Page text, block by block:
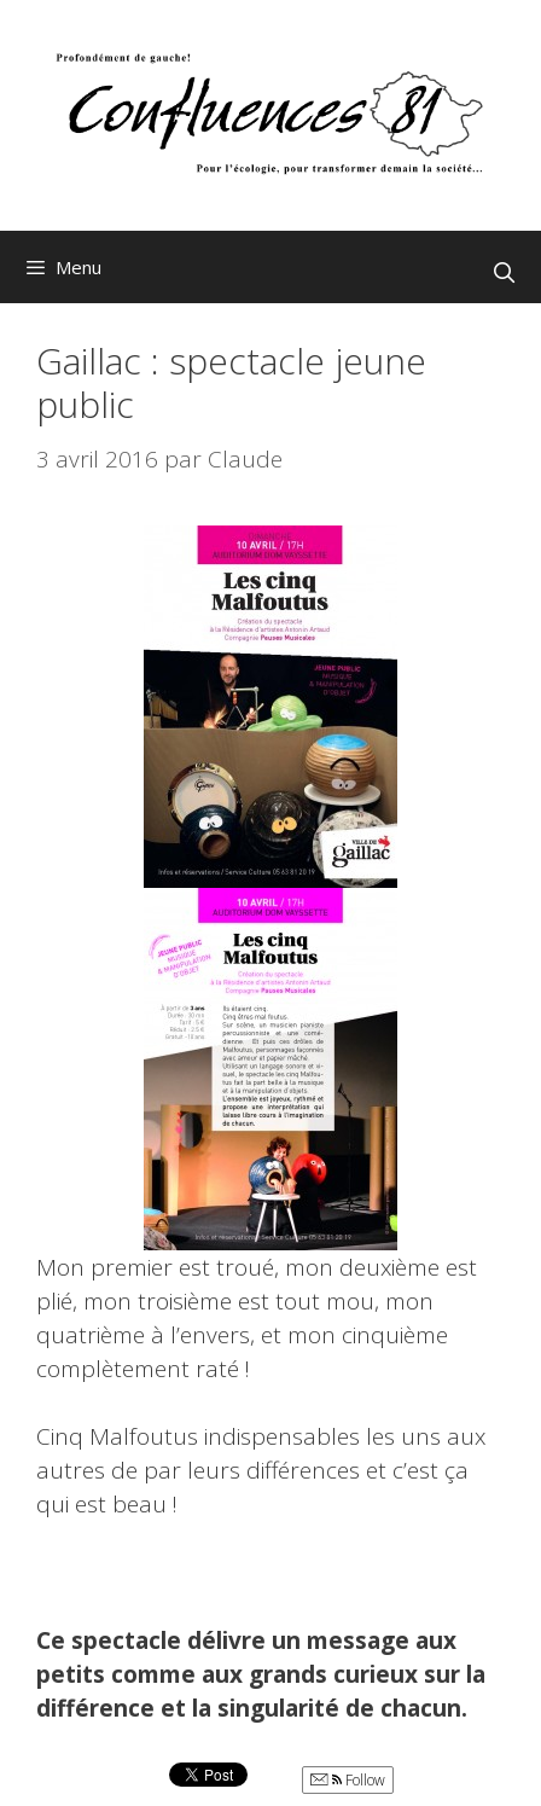
Menu
Gaillac : spectacle jeune
public
3 avril 2016 par Claude
Mon premier est troué, mon deuxième est
plié, mon troisième est tout mou, mon
quatrième à l’envers, et mon cinquième
complètement raté !
Cinq Malfoutus indispensables les uns aux
autres de par leurs différences et c’est ça
qui est beau !
Ce spectacle délivre un message aux
petits comme aux grands curieux sur la
différence et la singularité de chacun.
Follow